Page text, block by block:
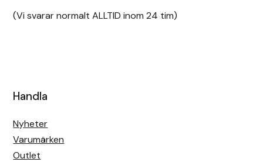
(Vi svarar normalt ALLTID inom 24 tim)
Handla
Nyheter
Varumärken
Outlet